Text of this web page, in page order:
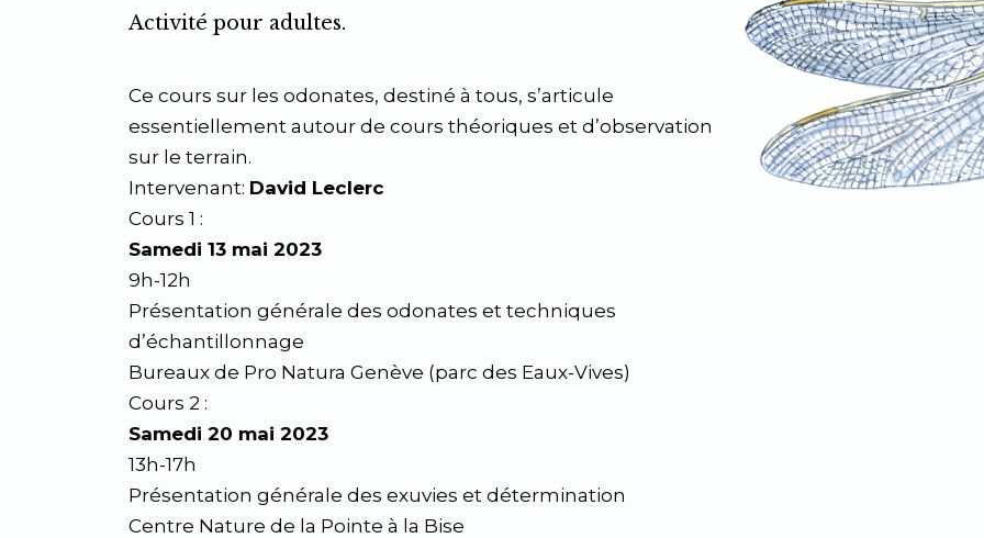
Activité pour adultes.
Ce cours sur les odonates, destiné à tous, s’articule
essentiellement autour de cours théoriques et d’observation
sur le terrain.
Intervenant: David Leclerc
Cours 1 :
Samedi 13 mai 2023
9h-12h
Présentation générale des odonates et techniques
d’échantillonnage
Bureaux de Pro Natura Genève (parc des Eaux-Vives)
Cours 2 :
Samedi 20 mai 2023
13h-17h
Présentation générale des exuvies et détermination
Centre Nature de la Pointe à la Bise